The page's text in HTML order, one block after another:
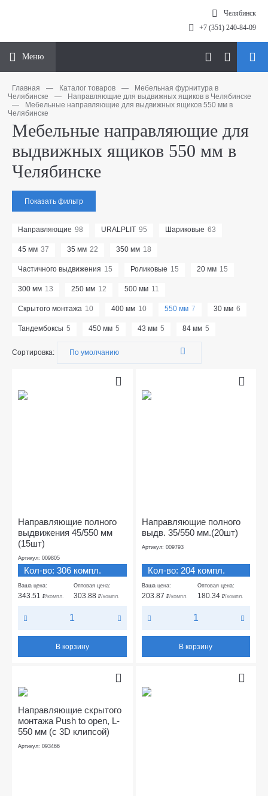
Челябинск
+7 (351) 240-84-09
Меню
Главная — Каталог товаров —
Мебельная фурнитура в
Челябинске
—
Направляющие для выдвижных ящиков в Челябинске
—
Мебельные направляющие для выдвижных ящиков 550 мм в
Челябинске
Мебельные направляющие для
выдвижных ящиков 550 мм в
Челябинске
Показать фильтр
Направляющие 98 URALPLIT 95 Шариковые 63
45 мм 37 35 мм 22 350 мм 18
Частичного выдвижения 15 Роликовые 15 20 мм 15
300 мм 13 250 мм 12 500 мм 11
Скрытого монтажа 10 400 мм 10 550 мм 7 30 мм 6
Тандембоксы 5 450 мм 5 43 мм 5 84 мм 5
Сортировка:
Направляющие полного
выдвижения 45/550 мм
(15шт)
Артикул: 009805
Кол-во: 306 компл.
Ваша цена:
343.51 ₽/компл.
Оптовая цена:
303.88₽/компл.
В корзину
Направляющие полного
выдв. 35/550 мм.(20шт)
Артикул: 009793
Кол-во: 204 компл.
Ваша цена:
203.87 ₽/компл.
Оптовая цена:
180.34 ₽/компл.
В корзину
Направляющие скрытого
монтажа Push to open, L-
550 мм (с 3D клипсой)
Артикул: 093466